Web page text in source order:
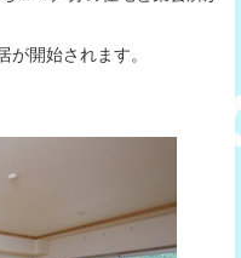
されます。